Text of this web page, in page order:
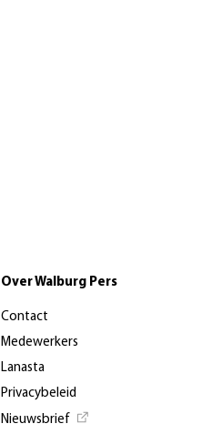
Over Walburg Pers
Contact
Medewerkers
Lanasta
Privacybeleid
Nieuwsbrief